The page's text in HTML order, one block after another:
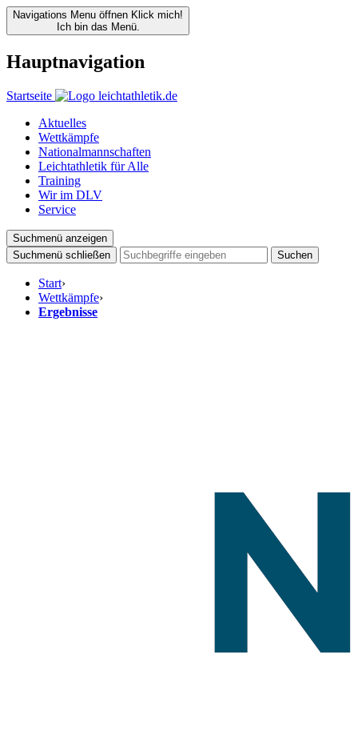
Navigations Menu öffnen Klick mich!
Ich bin das Menü.
Hauptnavigation
Startseite
Aktuelles
Wettkämpfe
Nationalmannschaften
Leichtathletik für Alle
Training
Wir im DLV
Service
Suchmenü anzeigen
Suchmenü schließen
Suchen
Start›
Wettkämpfe›
Ergebnisse